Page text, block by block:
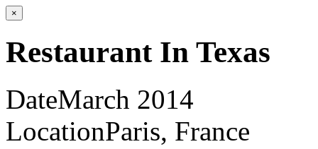
×
Restaurant In Texas
DateMarch 2014
LocationParis, France